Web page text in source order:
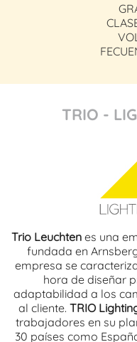
TRIO -
Trio Leuchten es una
fundada en
empresa se
hora de diseñar
adaptabilidad a los
al cliente. TRIO
trabajadores en su
30 países como